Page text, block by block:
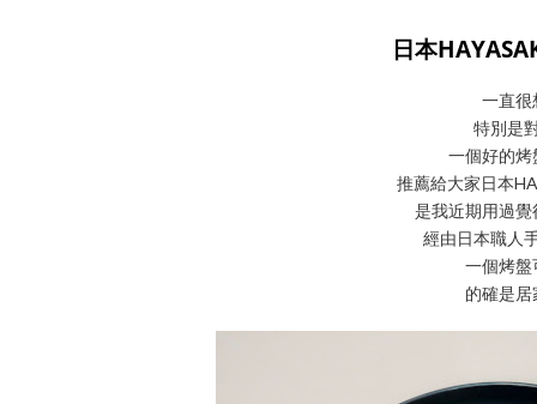
日本
一直很
特別是
一個好的
推薦給大家日本
是我近期用過
經由日本職人
一個烤盤
的確是